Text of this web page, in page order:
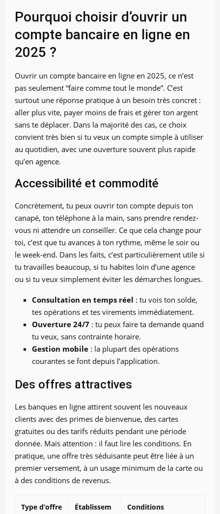
Pourquoi choisir d’ouvrir un
compte bancaire en ligne en
2025 ?
Ouvrir un compte bancaire en ligne en 2025, ce n’est
pas seulement “faire comme tout le monde”. C’est
surtout une réponse pratique à un besoin très concret :
aller plus vite, payer moins de frais et gérer ton argent
sans te déplacer. Dans la majorité des cas, ce choix
convient très bien si tu veux un compte simple à utiliser
au quotidien, avec une ouverture souvent plus rapide
qu’en agence.
Accessibilité et commodité
Concrètement, tu peux ouvrir ton compte depuis ton
canapé, ton téléphone à la main, sans prendre rendez-
vous ni attendre un conseiller. Ce que cela change pour
toi, c’est que tu avances à ton rythme, même le soir ou
le week-end. Dans les faits, c’est particulièrement utile si
tu travailles beaucoup, si tu habites loin d’une agence
ou si tu veux simplement éviter les démarches longues.
Consultation en temps réel : tu vois ton solde,
tes opérations et tes virements immédiatement.
Ouverture 24/7 : tu peux faire ta demande quand
tu veux, sans contrainte horaire.
Gestion mobile : la plupart des opérations
courantes se font depuis l’application.
Des offres attractives
Les banques en ligne attirent souvent les nouveaux
clients avec des primes de bienvenue, des cartes
gratuites ou des tarifs réduits pendant une période
donnée. Mais attention : il faut lire les conditions. En
pratique, une offre très séduisante peut être liée à un
premier versement, à un usage minimum de la carte ou
à des conditions de revenus.
Type d’offre
Établissem
Conditions